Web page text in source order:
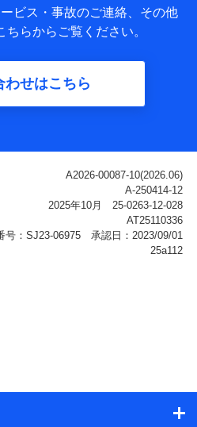
アドレス、お客さまの識別子、
サービスのご利用に関する情
高、dポイント利用履歴などが
インターネット利用時の行動に
ション利用時の行動に関する情
や商品の名称・購入場所・決済
トの回答に関する情報などが含
、保険契約者と被保険者の関
商品の内容、保険料、保険料
ーや走行距離などの情報、建
び保険の更改案内等を提供し
ビス・事故のご連絡、その他
らからご覧ください。
わせはこちら